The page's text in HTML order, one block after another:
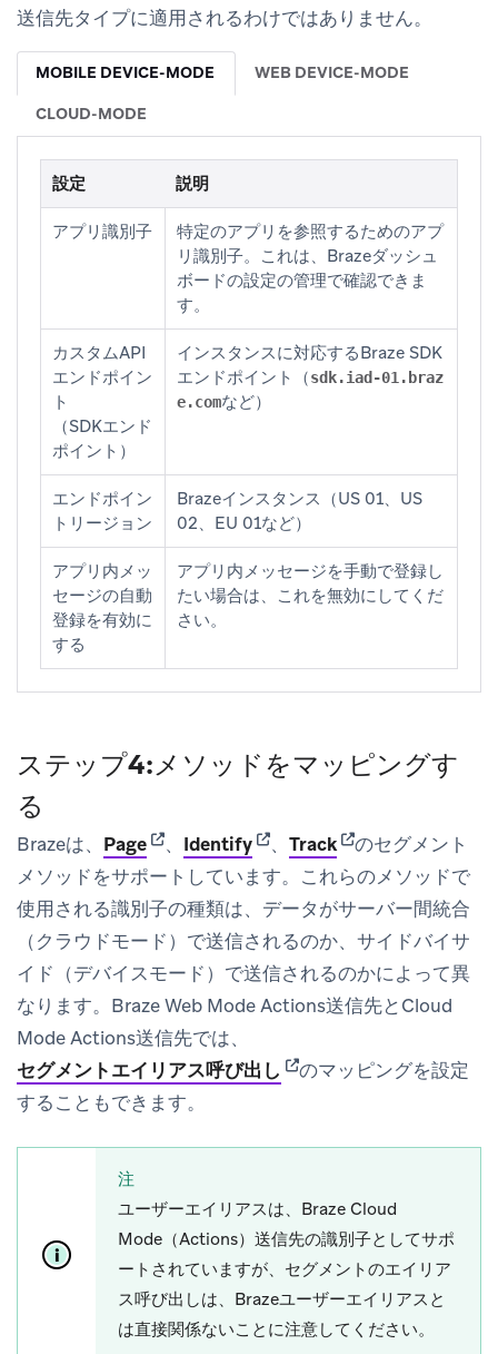
送信先タイプに適用されるわけではありません。
MOBILE DEVICE-MODE WEB DEVICE-MODE
CLOUD-MODE
設定 説明
アプリ識別子
特定のアプリを参照するためのアプ
リ識別子。これは、Brazeダッシュ
ボードの設定の管理で確認できま
す。
カスタムAPI
エンドポイン
ト
（SDKエンド
ポイント）
インスタンスに対応するBraze SDK
エンドポイント（sdk.iad-01.braz
e.comなど）
エンドポイン
トリージョン
Brazeインスタンス（US 01、US
02、EU 01など）
アプリ内メッ
セージの自動
登録を有効に
する
アプリ内メッセージを手動で登録し
たい場合は、これを無効にしてくだ
さい。
ステップ4:メソッドをマッピングす
る
Brazeは、 Page(opens in new tab)
、 Identify(opens in new tab)
、 Track(opens in new tab)
のセグメント
メソッドをサポートしています。これらのメソッドで
使用される識別子の種類は、データがサーバー間統合
（クラウドモード）で送信されるのか、サイドバイサ
イド（デバイスモード）で送信されるのかによって異
なります。Braze Web Mode Actions送信先とCloud
Mode Actions送信先では、
セグメントエイリアス呼び出し (opens in new tab)
のマッピングを設定
することもできます。
注
ユーザーエイリアスは、Braze Cloud
Mode（Actions）送信先の識別子としてサポ
ートされていますが、セグメントのエイリア
ス呼び出しは、Brazeユーザーエイリアスと
は直接関係ないことに注意してください。